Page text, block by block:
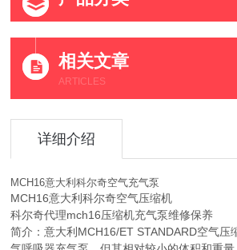
相关文章
ARTICLES
详细介绍
MCH16意大利科尔奇空气充气泵
MCH16意大利科尔奇空气压缩机
科尔奇代理mch16压缩机充气泵维修保养
简介：意大利MCH16/ET STANDARD空气压